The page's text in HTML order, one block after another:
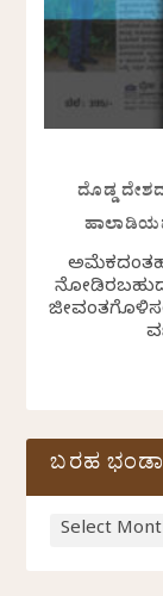
ದೊಡ್ಡ
ಅಮೆರಿಕದಂತಹ
ಬರಹ